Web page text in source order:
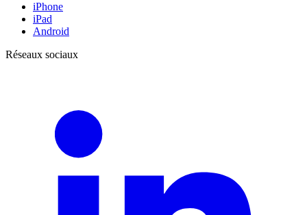
iPhone
iPad
Android
Réseaux sociaux